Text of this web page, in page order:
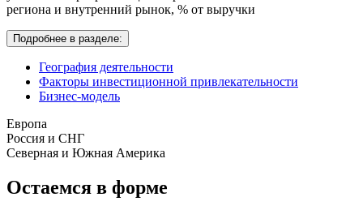
региона и внутренний рынок, % от выручки
Подробнее в разделе:
География деятельности
Факторы инвестиционной привлекательности
Бизнес-модель
Европа
Россия и СНГ
Северная и Южная Америка
Остаемся в форме